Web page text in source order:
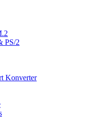
PS/2
Konverter